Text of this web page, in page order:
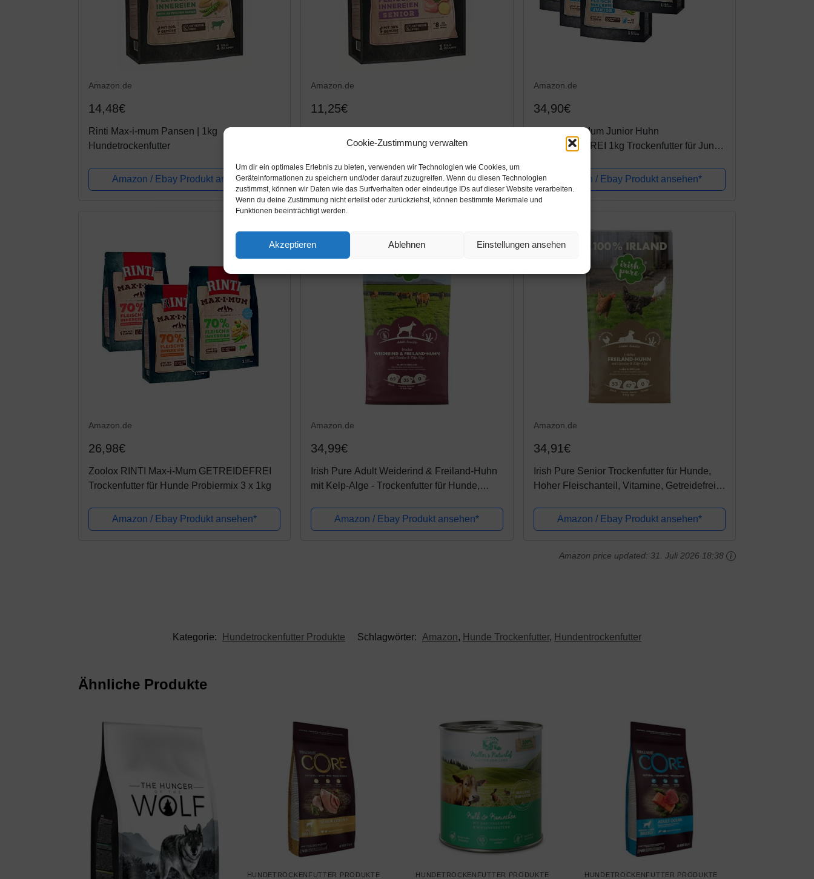
Cookie-Zustimmung verwalten
Um dir ein optimales Erlebnis zu bieten, verwenden wir Technologien wie Cookies, um
Geräteinformationen zu speichern und/oder darauf zuzugreifen. Wenn du diesen Technologien
zustimmst, können wir Daten wie das Surfverhalten oder eindeutige IDs auf dieser Website verarbeiten.
Wenn du deine Zustimmung nicht erteilst oder zurückziehst, können bestimmte Merkmale und
Funktionen beeinträchtigt werden.
Akzeptieren Ablehnen Einstellungen ansehen
Amazon.de
14,48€
Rinti Max-i-mum Pansen | 1kg
Hundetrockenfutter
Amazon / Ebay Produkt ansehen*
Amazon.de
11,25€
Hundetrockenfutter
Amazon / Ebay Produkt ansehen*
Amazon.de
34,90€
Rinti Max-i-Mum Junior Huhn
GETREIDEFREI 1kg Trockenfutter für Junge
Amazon / Ebay Produkt ansehen*
Amazon.de
26,98€
Zoolox RINTI Max-i-Mum GETREIDEFREI
Trockenfutter für Hunde Probiermix 3 x 1kg
Amazon / Ebay Produkt ansehen*
Amazon.de
34,99€
Irish Pure Adult Weiderind & Freiland-Huhn
mit Kelp-Alge - Trockenfutter für Hunde,
Sensitiv,...Amazon / Ebay Produkt ansehen*
Amazon.de
34,91€
Irish Pure Senior Trockenfutter für Hunde,
Hoher Fleischanteil, Vitamine, Getreidefrei,
alle Rassen (4kg)
Amazon / Ebay Produkt ansehen*
Amazon price updated: 31. Juli 2026 18:38
Kategorie: Hundetrockenfutter Produkte Schlagwörter: Amazon, Hunde Trockenfutter, Hundentrockenfutter
Ähnliche Produkte
HUNDETROCKENFUTTER PRODUKTE HUNDETROCKENFUTTER PRODUKTE HUNDETROCKENFUTTER PRODUKTE